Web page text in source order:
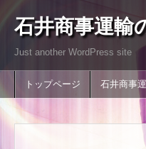
石井商事運輸
Just another WordPress site
トップページ 石井商事